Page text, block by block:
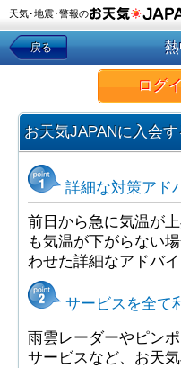
天気･地震･警報の
戻る
ログ
お天気JAPANに入会
詳細な対策アド
前日から急に気温が
も気温が下がらない
わせた詳細なアドバイ
サービスを全て
雨雲レーダーやピン
サービスなど、お天